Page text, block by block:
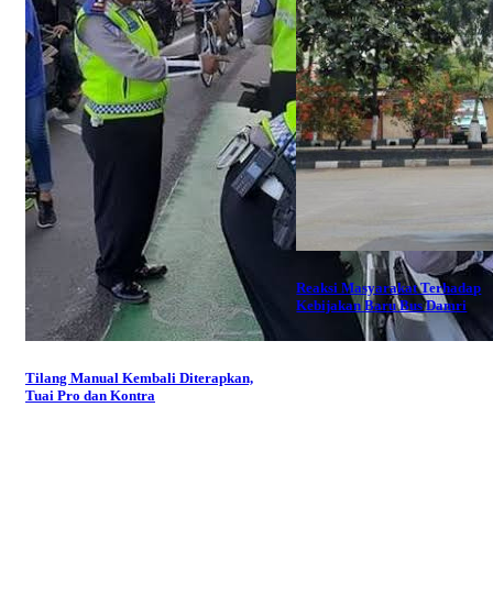
Tilang Manual Kembali Diterapkan,
Tuai Pro dan Kontra
Reaksi Masyarakat Terhadap
Kebijakan Baru Bus Damri